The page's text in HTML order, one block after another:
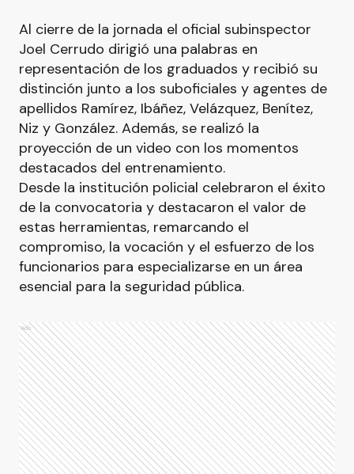
Al cierre de la jornada el oficial subinspector
Joel Cerrudo dirigió una palabras en
representación de los graduados y recibió su
distinción junto a los suboficiales y agentes de
apellidos Ramírez, Ibáñez, Velázquez, Benítez,
Niz y González. Además, se realizó la
proyección de un video con los momentos
destacados del entrenamiento.
Desde la institución policial celebraron el éxito
de la convocatoria y destacaron el valor de
estas herramientas, remarcando el
compromiso, la vocación y el esfuerzo de los
funcionarios para especializarse en un área
esencial para la seguridad pública.
Ads